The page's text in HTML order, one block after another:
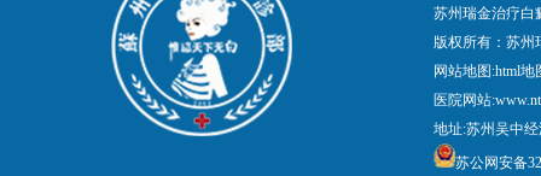
苏州瑞金治疗白
版权所有：苏
网站地图:html地
医院网站
地址:苏州吴中
苏公网安备